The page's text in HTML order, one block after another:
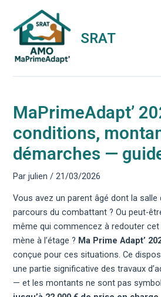
contenu
SRAT
MaPrimeAdapt’
conditions,
démarches —
Parjulien/21/03/2026
Vous avez un parent âgé dont la salle
parcours du combattant ? Ou peut-
même qui commencez à redouter cet
mène à l’étage ? Ma Prime Adapt’
conçue pour ces situations. Ce
une partie significative des travaux
— et les montants ne sont pas